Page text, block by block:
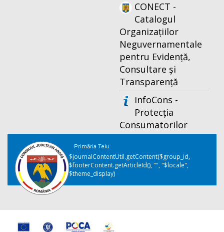
CONECT -
Catalogul
Organizațiilor
Neguvernamentale
pentru Evidență,
Consultare și
Transparență
InfoCons -
Protecția
Consumatorilor
Primăria Teiu
$journalContentUtil.getContent($group_id,
$footerContent.getArticleId(), "", "$locale",
$theme_display)